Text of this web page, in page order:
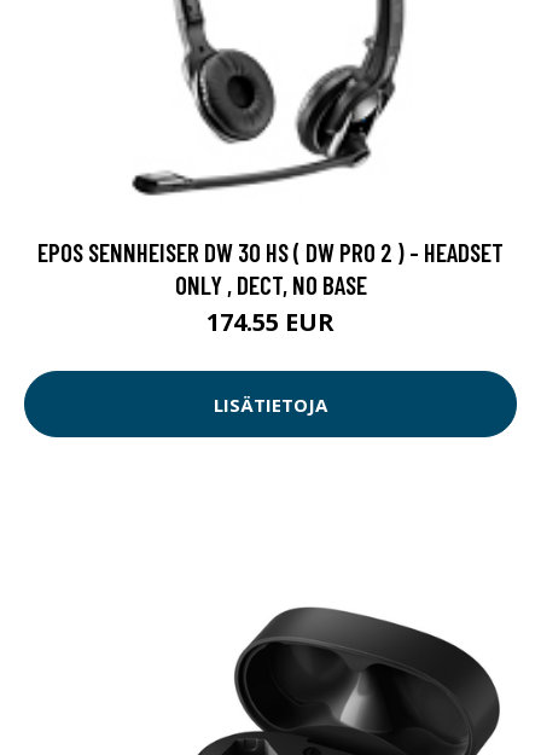
EPOS SENNHEISER DW 30 HS ( DW PRO 2 ) - HEADSET
ONLY , DECT, NO BASE
174.55 EUR
LISÄTIETOJA